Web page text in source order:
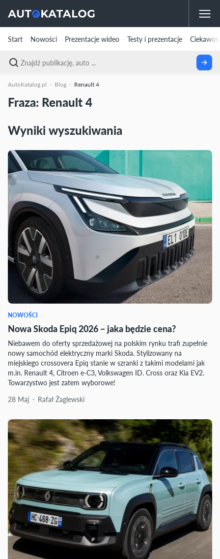
Start Nowości Prezentacje wideo Testy i prezentacje
AutoKatalog.pl Blog Renault 4
Fraza: Renault 4
Wyniki wyszukiwania
NOWOŚCI
Nowa Skoda Epiq 2026 – jaka będzie cena?
Niebawem do oferty sprzedażowej na polskim rynku trafi zupełnie
nowy samochód elektryczny marki Skoda. Stylizowany na
miejskiego crossovera Epiq stanie w szranki z takimi modelami jak
m.in. Renault 4, Citroen e-C3, Volkswagen ID. Cross oraz Kia EV2.
Towarzystwo jest zatem wyborowe!
28 Maj
Rafał Żaglewski